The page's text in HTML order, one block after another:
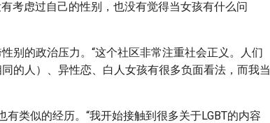
考虑过自己的性别，也没有觉得当女孩有什么问
别的政治压力。“这个社区非常注重社会正义。人们
的人）、异性恋、白人女孩有很多负面看法，而我当
类似的经历。“我开始接触到很多关于LGBT的内容